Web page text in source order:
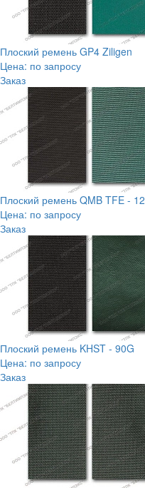
Плоский ремень GP4 Ziligen
Цена: по запросу
Заказ
Плоский ремень QMB TFE - 12
Цена: по запросу
Заказ
Плоский ремень KHST - 90G
Цена: по запросу
Заказ